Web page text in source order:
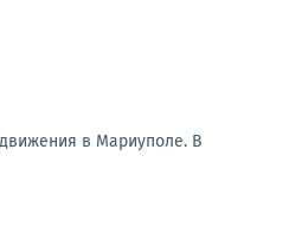
в Мариуполе. В